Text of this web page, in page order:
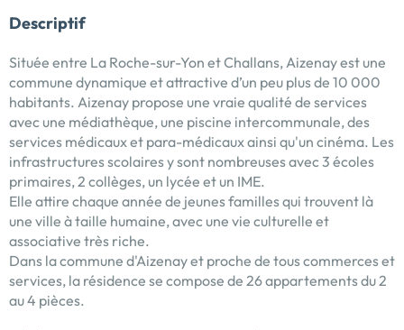
Descriptif
Située entre La Roche-sur-Yon et Challans, Aizenay est une
commune dynamique et attractive d’un peu plus de 10 000
habitants. Aizenay propose une vraie qualité de services
avec une médiathèque, une piscine intercommunale, des
services médicaux et para-médicaux ainsi qu'un cinéma. Les
infrastructures scolaires y sont nombreuses avec 3 écoles
primaires, 2 collèges, un lycée et un IME.
Elle attire chaque année de jeunes familles qui trouvent là
une ville à taille humaine, avec une vie culturelle et
associative très riche.
Dans la commune d'Aizenay et proche de tous commerces et
services, la résidence se compose de 26 appartements du 2
au 4 pièces.